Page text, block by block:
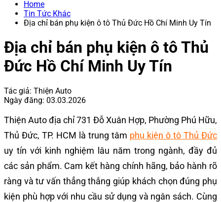
Home
Tin Tức Khác
Địa chỉ bán phụ kiện ô tô Thủ Đức Hồ Chí Minh Uy Tín
Địa chỉ bán phụ kiện ô tô Thủ
Đức Hồ Chí Minh Uy Tín
Tác giả: Thiện Auto
Ngày đăng: 03.03.2026
Thiện Auto địa chỉ 731 Đỗ Xuân Hợp, Phường Phú Hữu,
Thủ Đức, TP. HCM là trung tâm phụ kiện ô tô Thủ Đức
uy tín với kinh nghiệm lâu năm trong ngành, đầy đủ
các sản phẩm. Cam kết hàng chính hãng, bảo hành rõ
ràng và tư vấn thẳng thắng giúp khách chọn đúng phụ
kiện phù hợp với nhu cầu sử dụng và ngân sách. Cùng